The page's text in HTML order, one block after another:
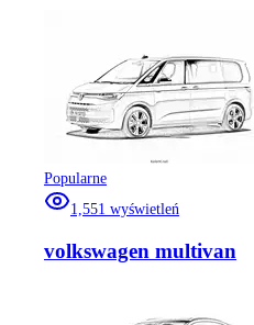
Popularne
1,551 wyświetleń
volkswagen multivan